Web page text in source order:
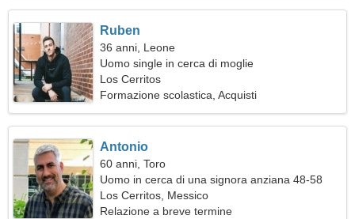
Ruben
36 anni, Leone
Uomo single in cerca di moglie
Los Cerritos
Formazione scolastica, Acquisti
Antonio
60 anni, Toro
Uomo in cerca di una signora anziana 48-58
Los Cerritos, Messico
Relazione a breve termine